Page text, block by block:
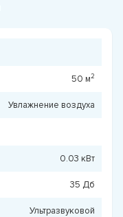
50 м2
Увлажнение воздуха
0.03 кВт
35 Дб
Ультразвуковой